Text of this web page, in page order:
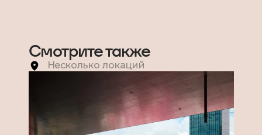
Смотрите также
Несколько локаций